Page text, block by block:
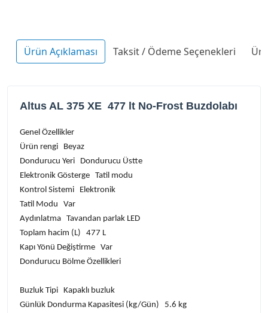
Ürün Açıklaması Taksit / Ödeme Seçenekleri
Altus AL 375 XE 477 lt No-Frost Buzdolabı
Genel Özellikler
Ürün rengi Beyaz
Dondurucu Yeri Dondurucu Üstte
Elektronik Gösterge Tatil modu
Kontrol Sistemi Elektronik
Tatil Modu Var
Aydınlatma Tavandan parlak LED
Toplam hacim (L) 477 L
Kapı Yönü Değiştirme Var
Dondurucu Bölme Özellikleri
Buzluk Tipi Kapaklı buzluk
Günlük Dondurma Kapasitesi (kg/Gün) 5.6 kg